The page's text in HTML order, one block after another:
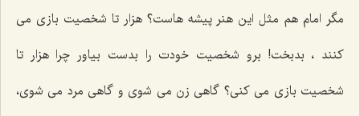
مگر امام هم مثل این هنر پیشه هاست؟ هزار تا شخصیت بازی می
کنند ، بدبخت! برو شخصیت خودت را بدست بیاور چرا هزار تا
شخصیت بازی می کنی؟ گاهی زن می شوی و گاهی مرد می شوی،